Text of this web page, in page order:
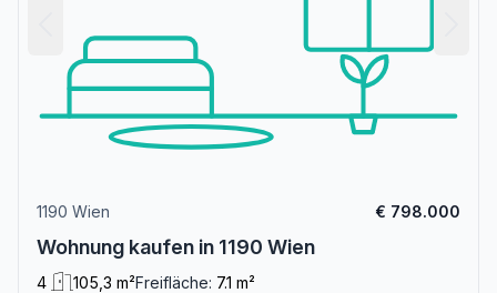
1190 Wien € 798.000
Wohnung kaufen in 1190 Wien
4 105,3 m²Freifläche: 7.1 m²